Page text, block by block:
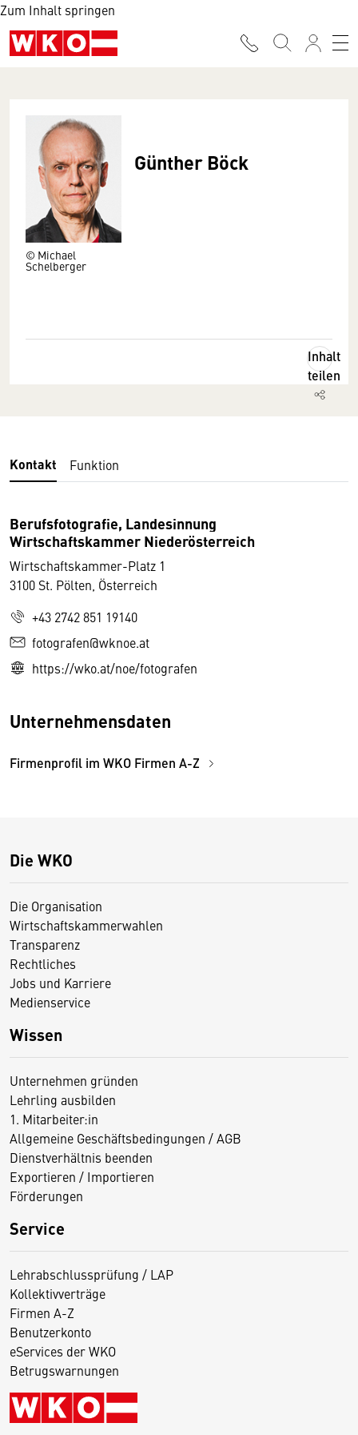
Zum Inhalt springen
© Michael
Schelberger
Günther Böck
Inhalt
teilen
Kontakt Funktion
Berufsfotografie, Landesinnung
Wirtschaftskammer Niederösterreich
Wirtschaftskammer-Platz 1
3100 St. Pölten, Österreich
+43 2742 851 19140
fotografen@wknoe.at
https://wko.at/noe/fotografen
Unternehmensdaten
Firmenprofil im WKO Firmen A-Z
Die WKO
Die Organisation
Wirtschaftskammerwahlen
Transparenz
Rechtliches
Jobs und Karriere
Medienservice
Wissen
Unternehmen gründen
Lehrling ausbilden
1. Mitarbeiter:in
Allgemeine Geschäftsbedingungen / AGB
Dienstverhältnis beenden
Exportieren / Importieren
Förderungen
Service
Lehrabschlussprüfung / LAP
Kollektivverträge
Firmen A-Z
Benutzerkonto
eServices der WKO
Betrugswarnungen